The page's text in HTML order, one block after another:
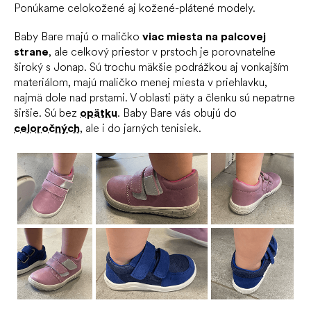
Ponúkame celokožené aj kožené-plátené modely.
Baby Bare majú o maličko viac miesta na palcovej
strane, ale celkový priestor v prstoch je porovnateľne
široký s Jonap. Sú trochu mäkšie podrážkou aj vonkajším
materiálom, majú maličko menej miesta v priehlavku,
najmä dole nad prstami. V oblasti päty a členku sú nepatrne
širšie. Sú bez opätku. Baby Bare vás obujú do
celoročných, ale i do jarných tenisiek.